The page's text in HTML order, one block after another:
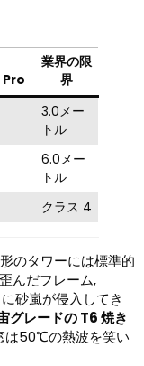
業界の限
界
3.0メー
トル
6.0メー
トル
クラス 4
のタワーには標準的
んだフレーム,
砂嵐が侵入してき
グレードの T6 焼き
は50℃の熱波を笑い